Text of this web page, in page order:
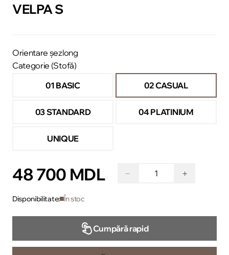
VELPA S
Orientare șezlong
Categorie (Stofă)
01 BASIC
02 CASUAL
03 STANDARD 04 PLATINIUM
UNIQUE
48 700 MDL − +
Disponibilitate: În stoc
Cumpără rapid